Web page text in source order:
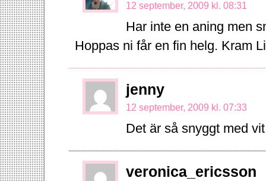
12 september, 2009 kl. 08:31
Har inte en aning men
Hoppas ni får en fin helg. Kram
jenny
12 september, 2009 kl. 07:33
Det är så snyggt med
veronica_ericsson